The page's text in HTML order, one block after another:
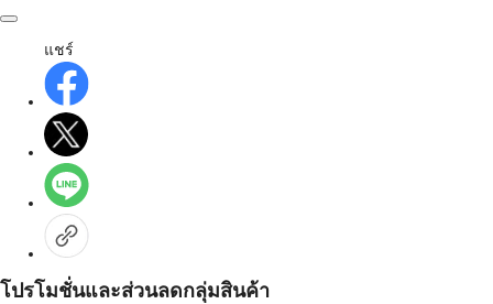
แชร์
โปรโมชั่นและส่วนลดกลุ่มสินค้า